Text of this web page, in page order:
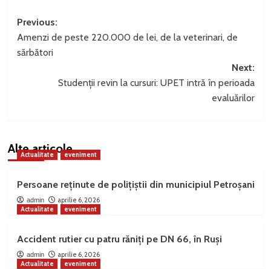
Post
navigation
Previous:
Amenzi de peste 220.000 de lei, de la veterinari, de
sărbători
Next:
Studenții revin la cursuri: UPET intră în perioada
evaluărilor
Alte articole
Actualitate eveniment
Persoane reținute de polițiștii din municipiul Petroșani
admin
aprilie 6, 2026
Actualitate
eveniment
Accident rutier cu patru răniți pe DN 66, în Ruși
admin
aprilie 6, 2026
Actualitate
eveniment